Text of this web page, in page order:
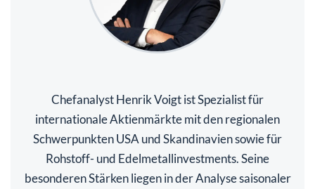
Chefanalyst Henrik Voigt ist Spezialist für
internationale Aktienmärkte mit den regionalen
Schwerpunkten USA und Skandinavien sowie für
Rohstoff- und Edelmetallinvestments. Seine
besonderen Stärken liegen in der Analyse saisonaler